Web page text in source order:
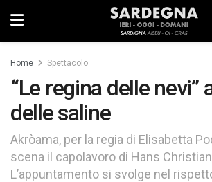
Home Spettacolo
“Le regina delle nevi”
delle saline
Akròama, per la regia di Elisabetta
scena il capolavoro di Hans
L’appuntamento si svolge nel